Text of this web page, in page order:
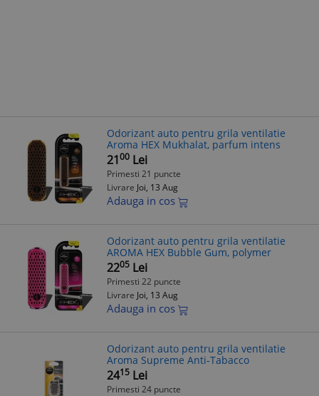
Odorizant auto pentru grila ventilatie
Aroma HEX Mukhalat, parfum intens
2100 Lei
Primesti 21 puncte
Livrare Joi, 13 Aug
Adauga in cos
Odorizant auto pentru grila ventilatie
AROMA HEX Bubble Gum, polymer
2205 Lei
Primesti 22 puncte
Livrare Joi, 13 Aug
Adauga in cos
Odorizant auto pentru grila ventilatie
Aroma Supreme Anti-Tabacco
2415 Lei
Primesti 24 puncte